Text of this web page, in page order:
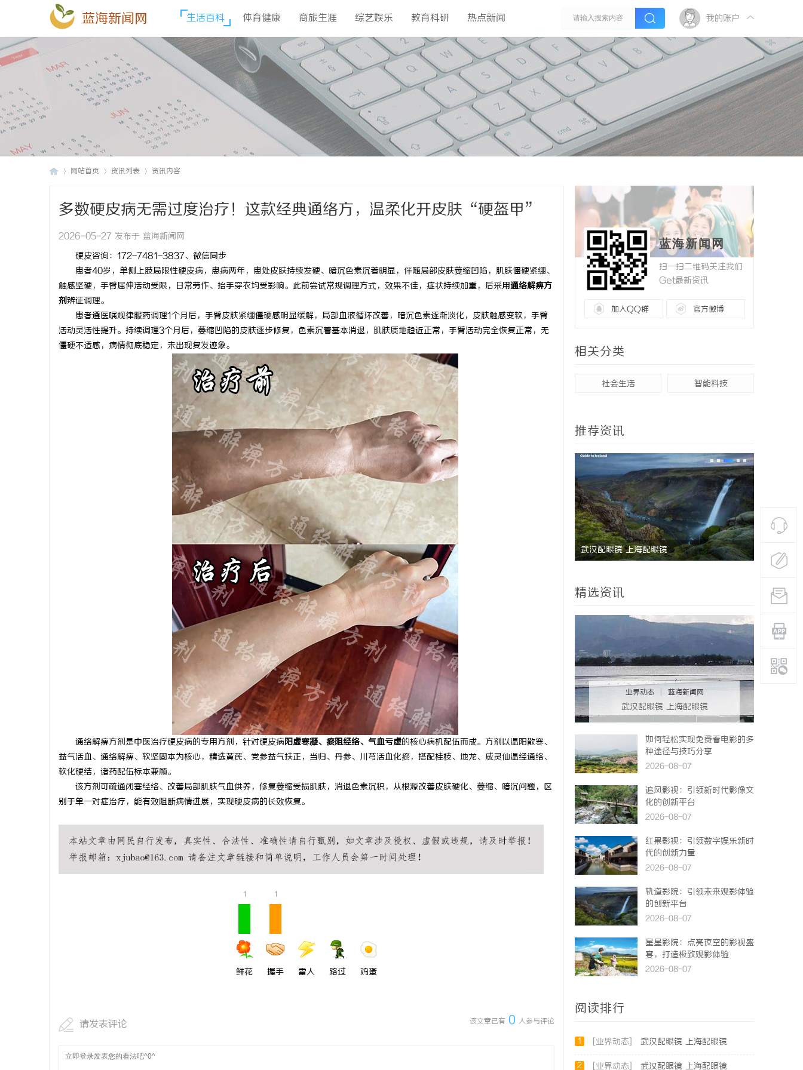
蓝海新闻网 生活百科 体育健康 商旅生涯 综艺娱乐 教育科研 热点新闻 我的账户
网站首页 资讯列表 资讯内容
多数硬皮病无需过度治疗！这款经典通络方，温柔化开皮肤“硬盔甲”
2026-05-27 发布于 蓝海新闻网
硬皮咨询：172-7481-3837、微信同步
患者40岁，单侧上肢局限性硬皮病，患病两年，患处皮肤持续发硬、暗沉色素沉着明显，伴随局部皮肤萎缩凹陷，肌肤僵硬紧绷、
触感坚硬，手臂屈伸活动受限，日常劳作、抬手穿衣均受影响。此前尝试常规调理方式，效果不佳，症状持续加重，后采用通络解痹方
剂辨证调理。
患者遵医嘱规律服药调理1个月后，手臂皮肤紧绷僵硬感明显缓解，局部血液循环改善，暗沉色素逐渐淡化，皮肤触感变软，手臂
活动灵活性提升。持续调理3个月后，萎缩凹陷的皮肤逐步修复，色素沉着基本消退，肌肤质地趋近正常，手臂活动完全恢复正常，无
僵硬不适感，病情彻底稳定，未出现复发迹象。
通络解痹方剂是中医治疗硬皮病的专用方剂，针对硬皮病阳虚寒凝、瘀阻经络、气血亏虚的核心病机配伍而成。方剂以温阳散寒、
益气活血、通络解痹、软坚固本为核心，精选黄芪、党参益气扶正，当归、丹参、川芎活血化瘀，搭配桂枝、地龙、威灵仙温经通络、
软化硬结，诸药配伍标本兼顾。
该方剂可疏通闭塞经络、改善局部肌肤气血供养，修复萎缩受损肌肤，消退色素沉积，从根源改善皮肤硬化、萎缩、暗沉问题，区
别于单一对症治疗，能有效阻断病情进展，实现硬皮病的长效恢复。
1
鲜花
1
握手 雷人 路过 鸡蛋
该文章已有 0 人参与评论
请发表评论
蓝海新闻网
扫一扫二维码关注我们
Get最新资讯
加入QQ群 官方微博
相关分类
社会生活 智能科技
推荐资讯
武汉配眼镜 上海配眼镜 武汉配眼镜 上海配眼镜 武汉配眼镜 上海配眼镜 深度解析
业标杆平台
精选资讯
业界动态 蓝海新闻网
武汉配眼镜 上海配眼镜
如何轻松实现免费看电影的多
种途径与技巧分享
2026-08-07
追风影视：引领新时代影像文
化的创新平台
2026-08-07
红果影视：引领数字娱乐新时
代的创新力量
2026-08-07
轨道影院：引领未来观影体验
的创新平台
2026-08-07
星星影院：点亮夜空的影视盛
宴，打造极致观影体验
2026-08-07
阅读排行
1 [业界动态] 武汉配眼镜 上海配眼镜
2 [业界动态] 武汉配眼镜 上海配眼镜